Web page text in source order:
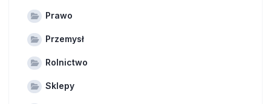
Prawo
Przemysł
Rolnictwo
Sklepy